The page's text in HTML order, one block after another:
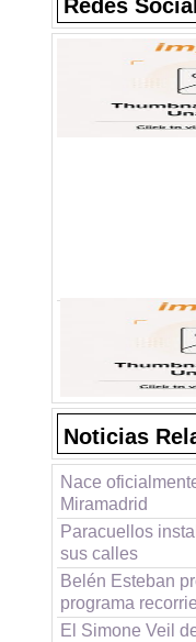
Redes
Noticias
Nace
Miramadrid
Paracuellos
sus calles
Belén Esteban
programa
El Simone Veil